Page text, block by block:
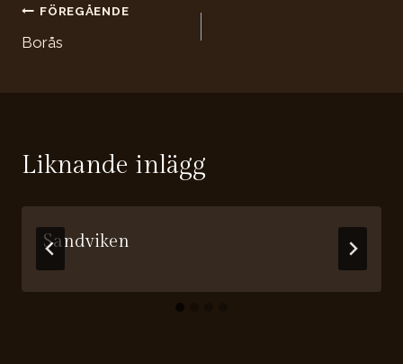
Inläggsnavigering
FÖREGÅENDE
Borås
Liknande inlägg
Sandviken